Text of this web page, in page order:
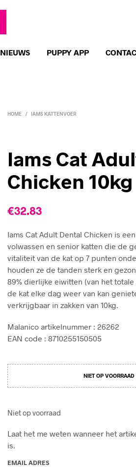
NIEUWS PUPPY APP
HOME / IAMS KATTENVOER
Iams Cat
Chicken 10kg
€32.83
Iams Cat Adult Dental Chicken is
volwassen en senior katten die de
vitaliteit van de kat op 7 punten
houden ze de tanden sterk en
89% dierlijke eiwitten (van het
de kat elke dag weer van kan
verkrijgbaar in zakken van 10kg.
Malanico artikelnummer : 26262
EAN code : 8710255150505
NIET OP VOORRAAD
Niet op voorraad
Laat het me weten wanneer het
is.
EMAIL ADRES